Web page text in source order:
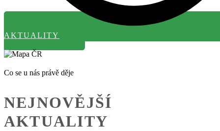
AKTUALITY
Co se u nás právě děje
NEJNOVĚJŠÍ
AKTUALITY